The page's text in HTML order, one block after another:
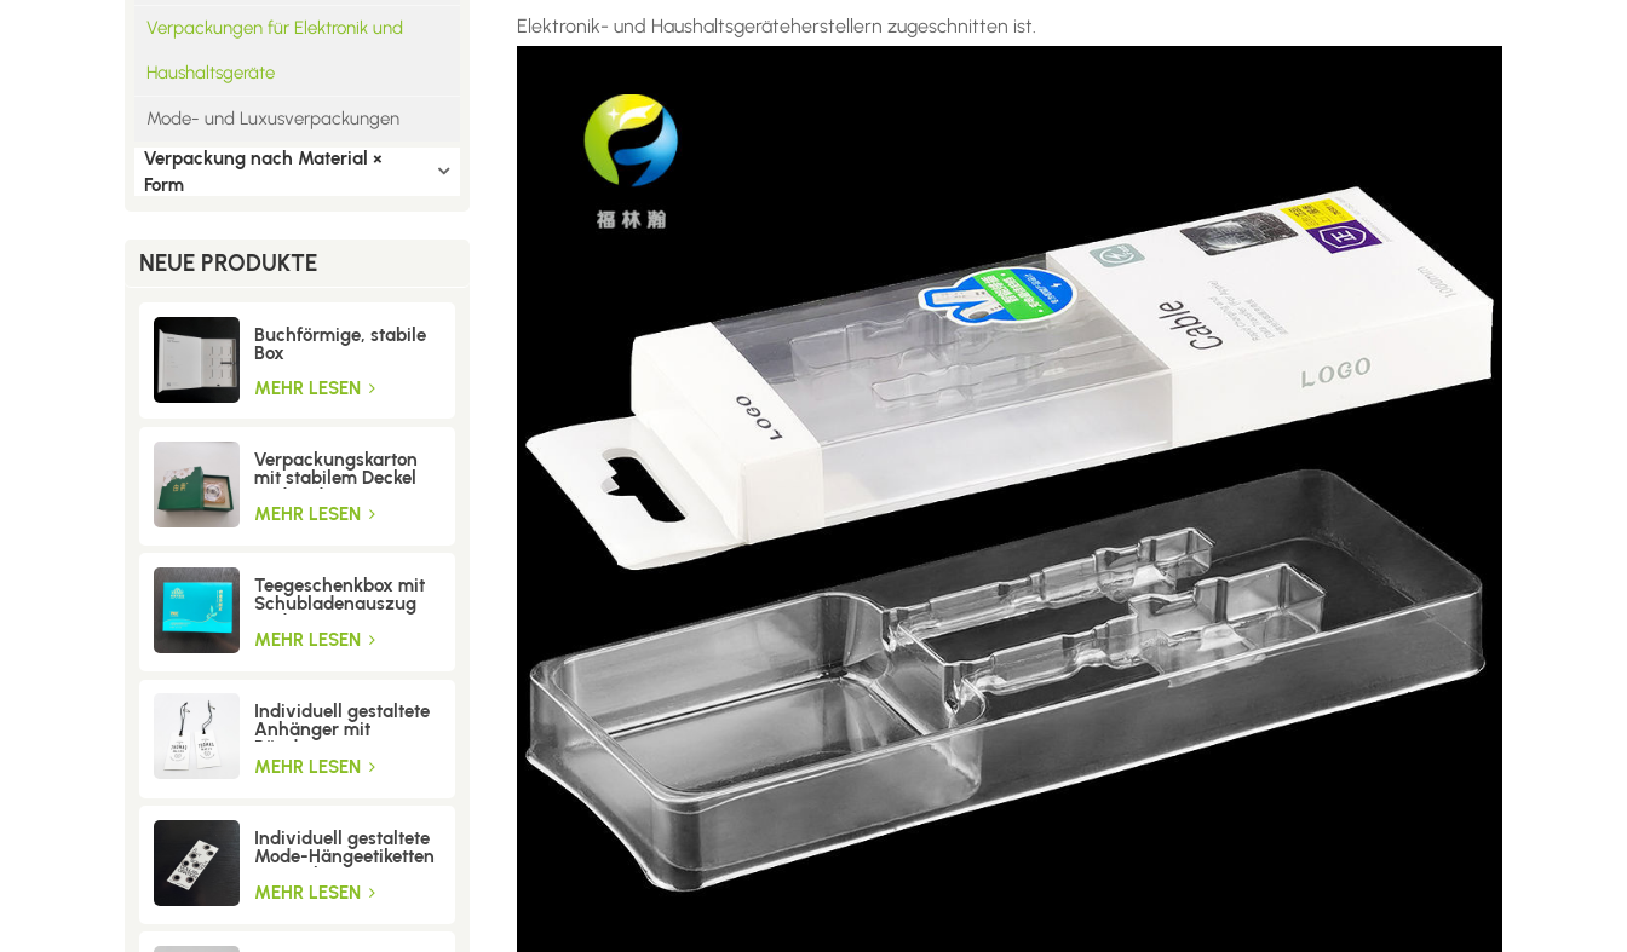
Verpackungen für Elektronik und
Haushaltsgeräte
Mode- und Luxusverpackungen
Verpackung nach Material ×
Form
NEUE PRODUKTE
Buchförmige, stabile
Box
MEHR LESEN
Verpackungskarton
mit stabilem Deckel
und Boden
MEHR LESEN
Teegeschenkbox mit
Schubladenauszug
und Trenneinsatz
MEHR LESEN
Individuell gestaltete
Anhänger mit
Bändern
MEHR LESEN
Individuell gestaltete
Mode-Hängeetiketten
mit Löchern
MEHR LESEN
Elektronik- und Haushaltsgeräteherstellern zugeschnitten ist.